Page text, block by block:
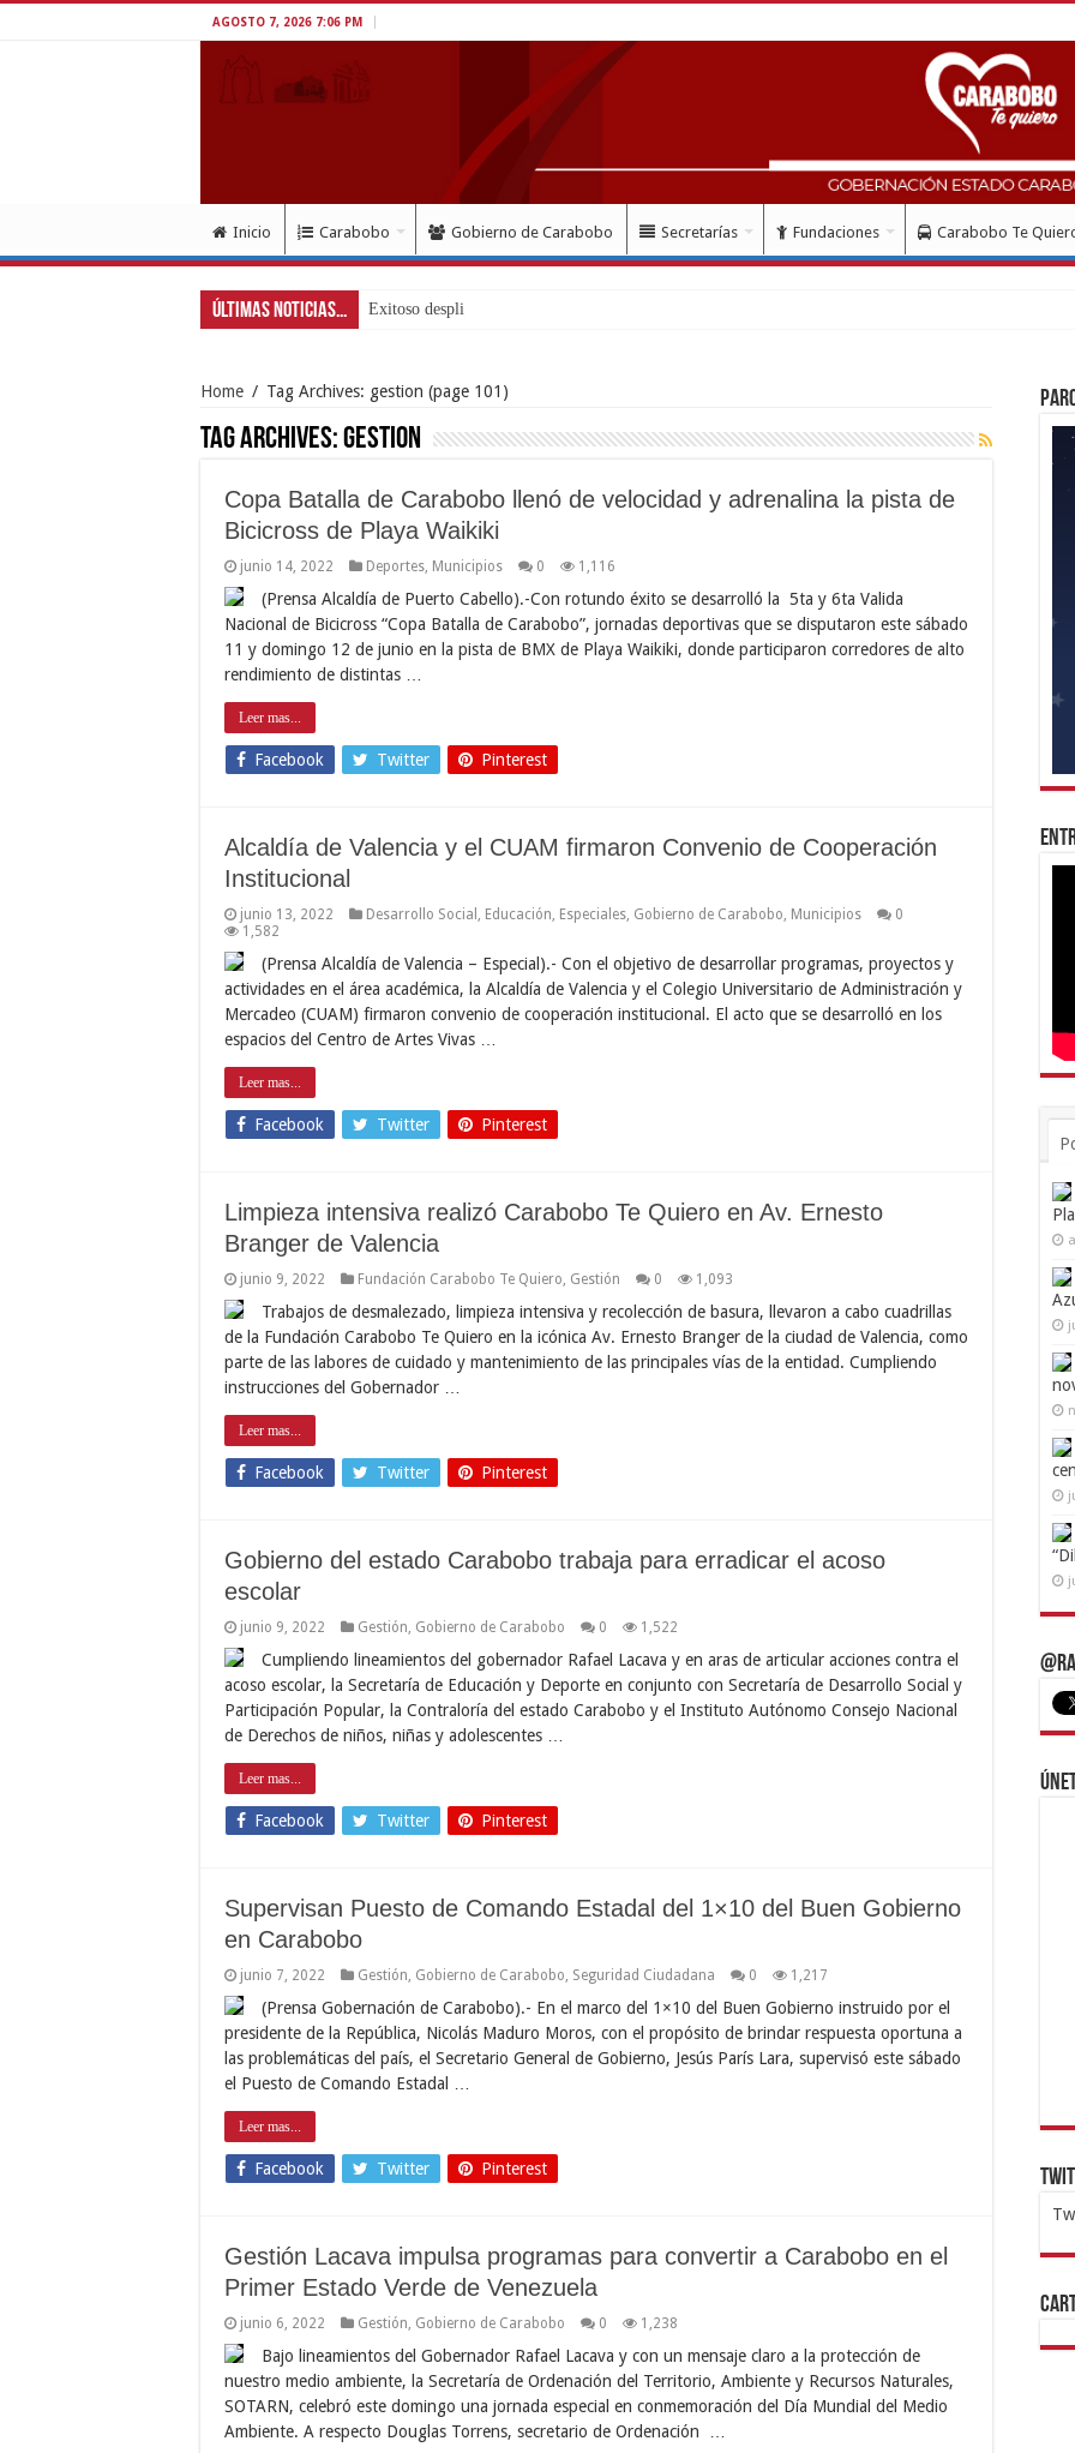
AGOSTO 7, 2026 7:06 PM
Inicio Carabobo Gobierno de Carabobo Secretarías Fundaciones Carabobo Te
Últimas Noticias... Exitoso despliegue de salud con instalación gratuita de ma
Home / Tag Archives: gestion (page 101)
Tag Archives:gestion
Copa Batalla de Carabobo llenó de velocidad y adrenalina la pista de
Bicicross de Playa Waikiki
junio 14, 2022 Deportes Municipios 0 1,116
(Prensa Alcaldía de Puerto Cabello).-Con rotundo éxito se desarrolló la 5ta y 6ta Valida
Nacional de Bicicross “Copa Batalla de Carabobo”, jornadas deportivas que se disputaron este sábado
11 y domingo 12 de junio en la pista de BMX de Playa Waikiki, donde participaron corredores de alto
rendimiento de distintas …
Leer mas...
Facebook Twitter Pinterest
Alcaldía de Valencia y el CUAM firmaron Convenio de Cooperación
Institucional
junio 13, 2022 Desarrollo Social Educación Especiales Gobierno de Carabobo Municipios
0
1,582
(Prensa Alcaldía de Valencia – Especial).- Con el objetivo de desarrollar programas, proyectos y
actividades en el área académica, la Alcaldía de Valencia y el Colegio Universitario de Administración y
Mercadeo (CUAM) firmaron convenio de cooperación institucional. El acto que se desarrolló en los
espacios del Centro de Artes Vivas …
Leer mas...
Facebook Twitter Pinterest
Limpieza intensiva realizó Carabobo Te Quiero en Av. Ernesto
Branger de Valencia
junio 9, 2022 Fundación Carabobo Te Quiero Gestión 0 1,093
Trabajos de desmalezado, limpieza intensiva y recolección de basura, llevaron a cabo cuadrillas
de la Fundación Carabobo Te Quiero en la icónica Av. Ernesto Branger de la ciudad de Valencia, como
parte de las labores de cuidado y mantenimiento de las principales vías de la entidad. Cumpliendo
instrucciones del Gobernador …
Leer mas...
Facebook Twitter Pinterest
Gobierno del estado Carabobo trabaja para erradicar el acoso
escolar
junio 9, 2022 Gestión Gobierno de Carabobo 0 1,522
Cumpliendo lineamientos del gobernador Rafael Lacava y en aras de articular acciones contra el
acoso escolar, la Secretaría de Educación y Deporte en conjunto con Secretaría de Desarrollo Social y
Participación Popular, la Contraloría del estado Carabobo y el Instituto Autónomo Consejo Nacional
de Derechos de niños, niñas y adolescentes …
Leer mas...
Facebook Twitter Pinterest
Supervisan Puesto de Comando Estadal del 1×10 del Buen Gobierno
en Carabobo
junio 7, 2022 Gestión Gobierno de Carabobo Seguridad Ciudadana 0 1,217
(Prensa Gobernación de Carabobo).- En el marco del 1×10 del Buen Gobierno instruido por el
presidente de la República, Nicolás Maduro Moros, con el propósito de brindar respuesta oportuna a
las problemáticas del país, el Secretario General de Gobierno, Jesús París Lara, supervisó este sábado
el Puesto de Comando Estadal …
Leer mas...
Facebook Twitter Pinterest
Gestión Lacava impulsa programas para convertir a Carabobo en el
Primer Estado Verde de Venezuela
junio 6, 2022 Gestión Gobierno de Carabobo 0 1,238
Bajo lineamientos del Gobernador Rafael Lacava y con un mensaje claro a la protección de
nuestro medio ambiente, la Secretaría de Ordenación del Territorio, Ambiente y Recursos Naturales,
SOTARN, celebró este domingo una jornada especial en conmemoración del Día Mundial del Medio
Ambiente. A respecto Douglas Torrens, secretario de Ordenación …